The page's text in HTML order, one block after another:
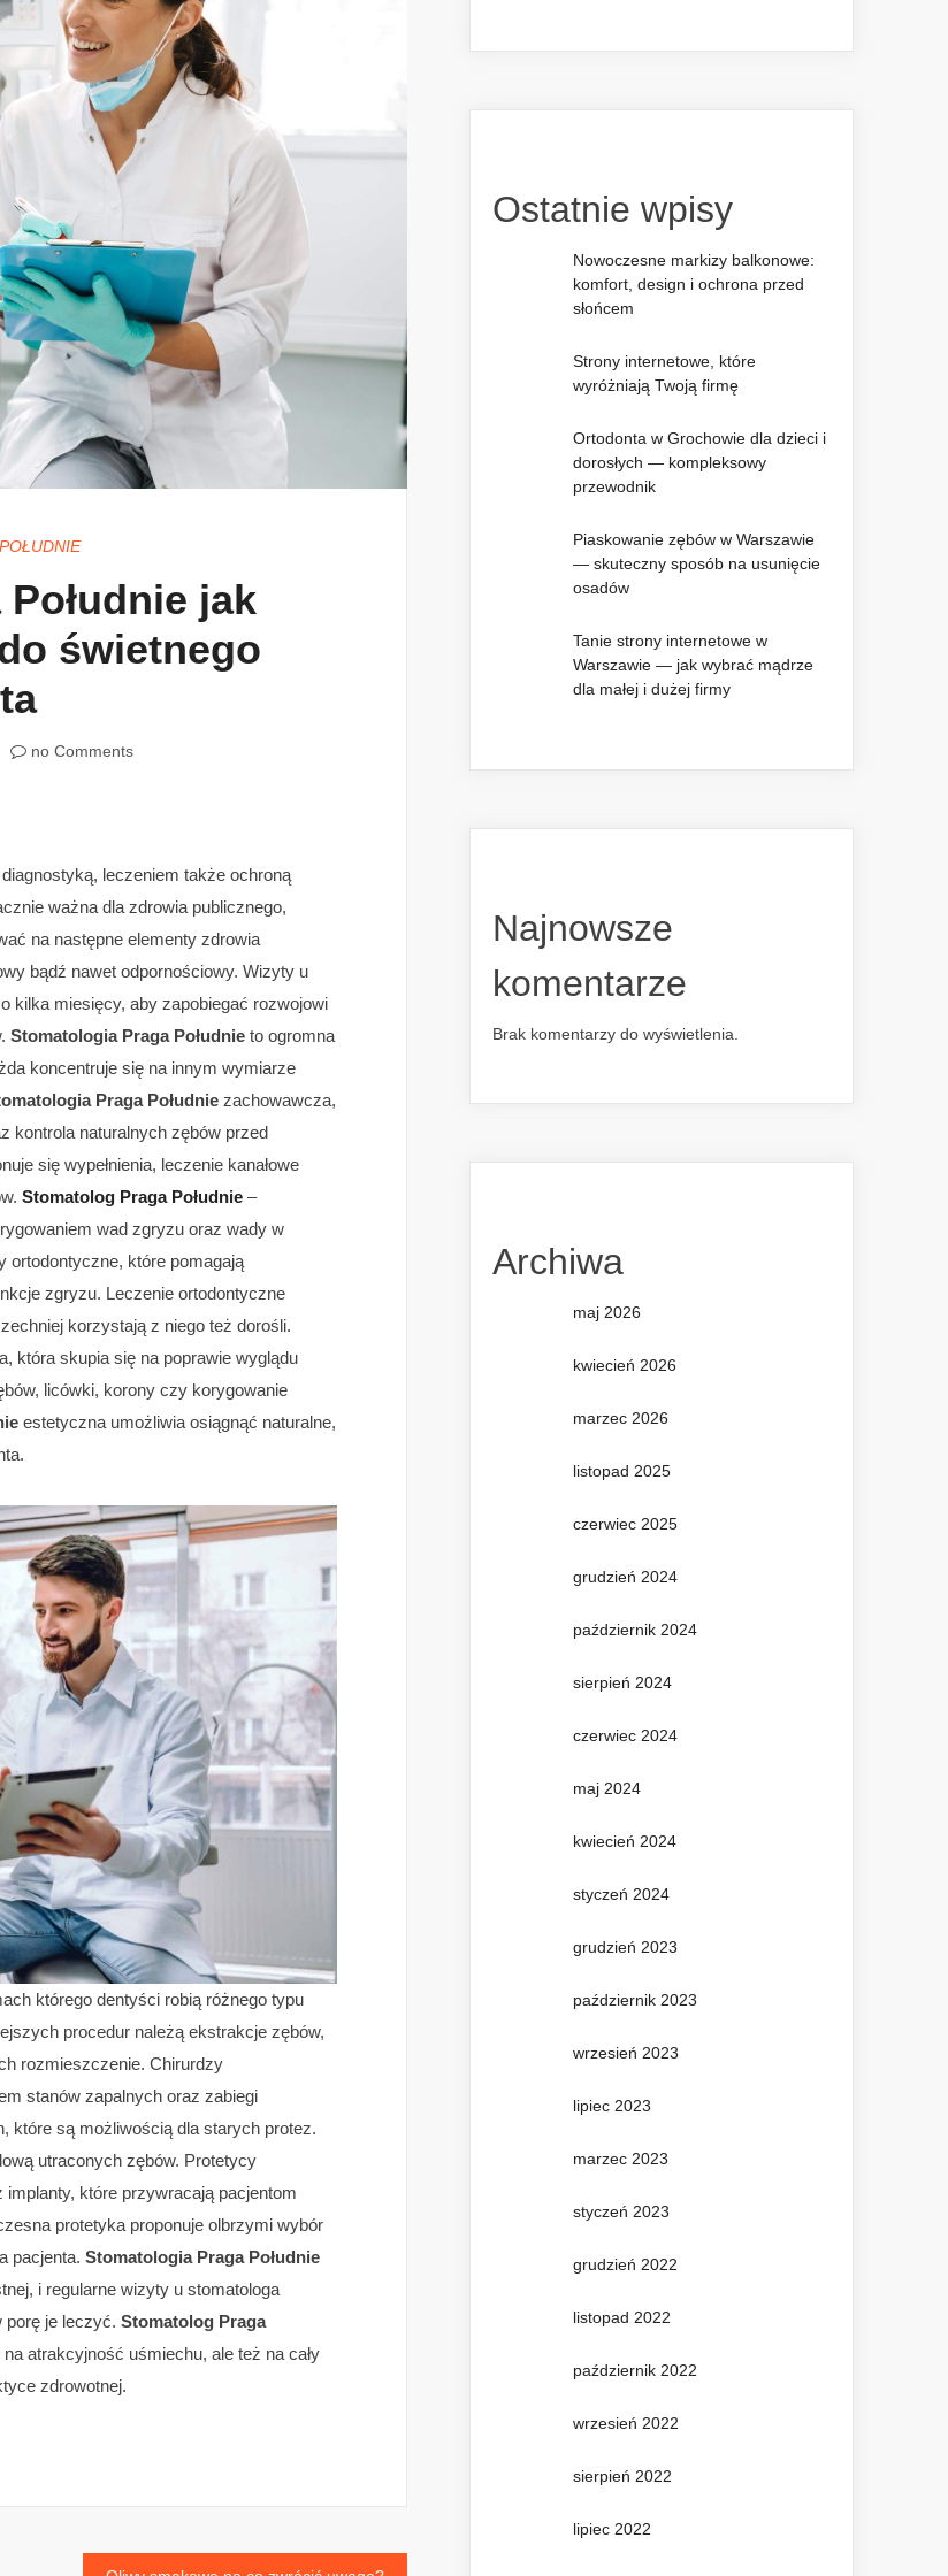
jak
świetnego
no Comments
leczeniem także ochroną
ważna dla zdrowia publicznego,
na następne elementy zdrowia
bądź nawet odpornościowy. Wizyty u
kilka miesięcy, aby zapobiegać rozwojowi
Stomatologia Praga Południe to ogromna
koncentruje się na innym wymiarze
Praga Południe zachowawcza,
kontrola naturalnych zębów przed
się wypełnienia, leczenie kanałowe
Stomatolog Praga Południe –
wad zgryzu oraz wady w
ortodontyczne, które pomagają
zgryzu. Leczenie ortodontyczne
korzystają z niego też dorośli.
która skupia się na poprawie wyglądu
licówki, korony czy korygowanie
estetyczna umożliwia osiągnąć naturalne,
którego dentyści robią różnego typu
procedur należą ekstrakcje zębów,
rozmieszczenie. Chirurdzy
stanów zapalnych oraz zabiegi
które są możliwością dla starych protez.
utraconych zębów. Protetycy
które przywracają pacjentom
protetyka proponuje olbrzymi wybór
pacjenta. Stomatologia Praga Południe
i regularne wizyty u stomatologa
porę je leczyć. Stomatolog Praga
atrakcyjność uśmiechu, ale też na cały
zdrowotnej.
Ostatnie wpisy
Nowoczesne markizy balkonowe:
komfort, design i ochrona przed
słońcem
Strony internetowe, które
wyróżniają Twoją firmę
Ortodonta w Grochowie dla dzieci i
dorosłych — kompleksowy
przewodnik
Piaskowanie zębów w Warszawie
— skuteczny sposób na usunięcie
osadów
Tanie strony internetowe w
Warszawie — jak wybrać mądrze
dla małej i dużej firmy
Najnowsze
komentarze
Brak komentarzy do wyświetlenia.
Archiwa
maj 2026
kwiecień 2026
marzec 2026
listopad 2025
czerwiec 2025
grudzień 2024
październik 2024
sierpień 2024
czerwiec 2024
maj 2024
kwiecień 2024
styczeń 2024
grudzień 2023
październik 2023
wrzesień 2023
lipiec 2023
marzec 2023
styczeń 2023
grudzień 2022
listopad 2022
październik 2022
wrzesień 2022
sierpień 2022
lipiec 2022